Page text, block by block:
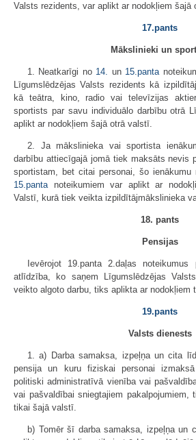
Valsts rezidents, var aplikt ar nodokļiem šajā
17.pants
Mākslinieki un
1. Neatkarīgi no 14. un 15.panta
Līgumslēdzējas Valsts rezidents kā
kā teātra, kino, radio vai televīzijas
sportists par savu individuālo darbību otrā
aplikt ar nodokļiem šajā otrā valstī.
2. Ja mākslinieka vai sportista
darbību attiecīgajā jomā tiek maksāts nevis
sportistam, bet citai personai, šo ienākumu
15.pantanoteikumiem var aplikt ar
Valstī, kurā tiek veikta izpildītājmākslinieka
18. pants
Pensijas
Ievērojot 19.panta 2.daļas
atlīdzība, ko saņem Līgumslēdzējas
veikto algoto darbu, tiks aplikta ar nodokļiem
19.pants
Valsts dienests
1. a) Darba samaksa, izpeļņa un cita
pensija un kuru fiziskai personai
politiski administratīvā vienība vai
vai paš­valdībai sniegtajiem pakalpojumiem,
tikai šajā valstī.
b) Tomēr šī darba samaksa, izpeļņa un